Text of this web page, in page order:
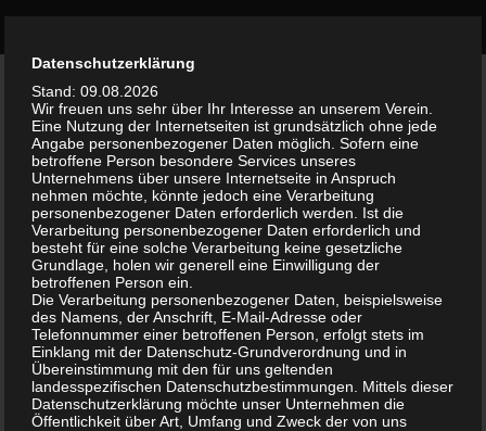
Wie weiter mit dem Jugendhaus
„Kümmelsburg“ ?
VONWALTER ·4. APRIL 2015
Jugendhaus in Magdeburg
Stadträte fordern Erhalt der
Kümmelsburg
Volksstimme MD 04.04.2015 Von Marco Papritz
Wie steht es um die Zukunft des Kinder- und Jugendhauses
„Kümmelsburg“? Nachdem Pläne bekannt wurden, wonach ein
Durch die weitere Nutzung der Seite stimmst du der Verwendung
Datenschutzerklärung
Stand: 09.08.2026
Wir freuen uns sehr über Ihr Interesse an unserem Verein.
Eine Nutzung der Internetseiten ist grundsätzlich ohne jede
Angabe personenbezogener Daten möglich. Sofern eine
betroffene Person besondere Services unseres
Unternehmens über unsere Internetseite in Anspruch
nehmen möchte, könnte jedoch eine Verarbeitung
personenbezogener Daten erforderlich werden. Ist die
Verarbeitung personenbezogener Daten erforderlich und
besteht für eine solche Verarbeitung keine gesetzliche
Grundlage, holen wir generell eine Einwilligung der
betroffenen Person ein.
Die Verarbeitung personenbezogener Daten, beispielsweise
des Namens, der Anschrift, E-Mail-Adresse oder
Telefonnummer einer betroffenen Person, erfolgt stets im
Einklang mit der Datenschutz-Grundverordnung und in
Übereinstimmung mit den für uns geltenden
landesspezifischen Datenschutzbestimmungen. Mittels dieser
Datenschutzerklärung möchte unser Unternehmen die
Öffentlichkeit über Art, Umfang und Zweck der von uns